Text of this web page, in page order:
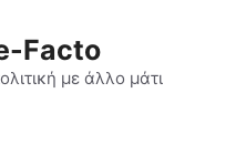
Facto
με άλλο μάτι